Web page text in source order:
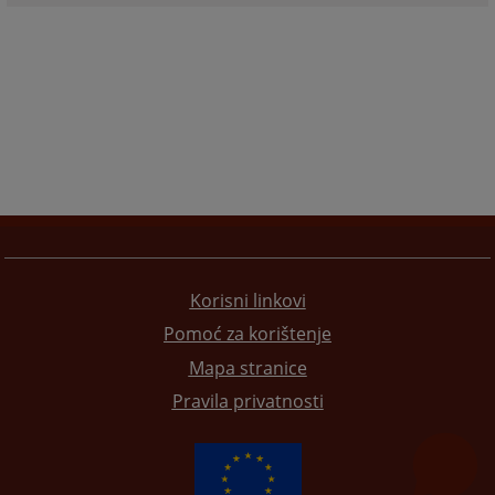
Korisni linkovi
Pomoć za korištenje
Mapa stranice
Pravila privatnosti